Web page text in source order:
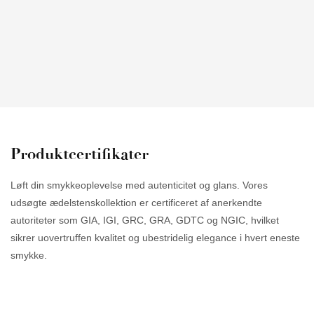
Produktcertifikater
Løft din smykkeoplevelse med autenticitet og glans. Vores
udsøgte ædelstenskollektion er certificeret af anerkendte
autoriteter som GIA, IGI, GRC, GRA, GDTC og NGIC, hvilket
sikrer uovertruffen kvalitet og ubestridelig elegance i hvert eneste
smykke.